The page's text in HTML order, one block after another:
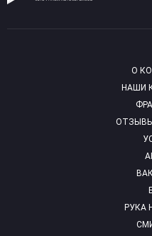
О
НАШИ
РУКА